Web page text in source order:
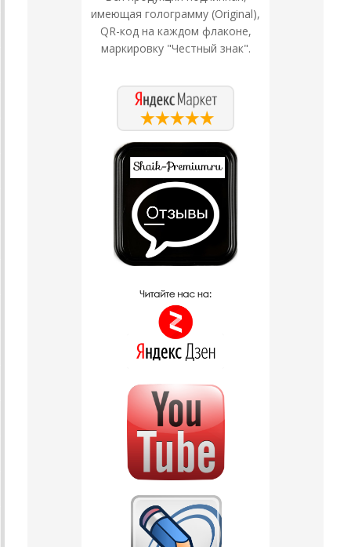
имеющая голограмму (Original),
QR-код на каждом флаконе,
маркировку "Честный знак".